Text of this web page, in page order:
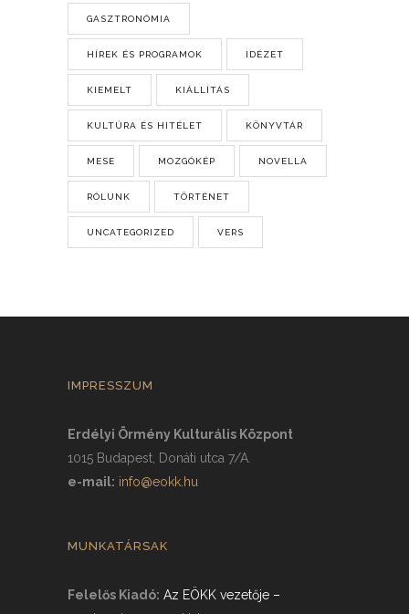
GASZTRONÓMIA
HÍREK ÉS PROGRAMOK IDÉZET
KIEMELT KIÁLLÍTÁS
KULTÚRA ÉS HITÉLET KÖNYVTÁR
MESE MOZGÓKÉP NOVELLA
RÓLUNK TÖRTÉNET
UNCATEGORIZED VERS
IMPRESSZUM
Erdélyi Örmény Kulturális Központ
1015 Budapest, Donáti utca 7/A.
e-mail: info@eokk.hu
MUNKATÁRSAK
Felelős Kiadó: Az EÖKK vezetője –